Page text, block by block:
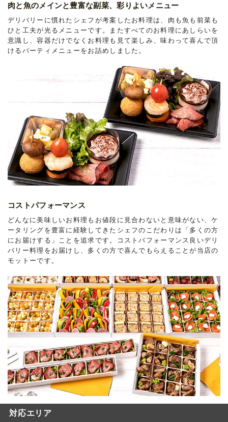
肉と魚のメインと豊富な副菜、彩りよいメニュー
デリバリーに慣れたシェフが考案したお料理は、肉も魚も前菜も
ひと工夫が光るメニューです。またすべてのお料理にあしらいを
意識し、容器だけでなくお料理も見て楽しみ、味わって喜んで頂
けるパーティメニューをお詰めしました。
コストパフォーマンス
どんなに美味しいお料理もお値段に見合わないと意味がない、ケ
ータリングを豊富に経験してきたシェフのこだわりは「多くの方
にお届けする」ことを追求です。コストパフォーマンス良いデリ
バリー料理をお届けし、多くの方で喜んでもらえることが当店の
モットーです。
対応エリア